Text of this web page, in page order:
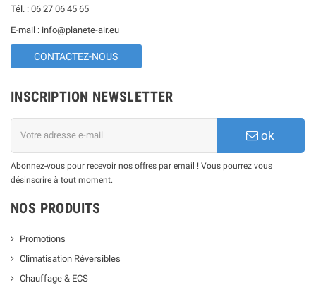
Tél. : 06 27 06 45 65
E-mail : info@planete-air.eu
CONTACTEZ-NOUS
INSCRIPTION NEWSLETTER
ok
Abonnez-vous pour recevoir nos offres par email ! Vous pourrez vous
désinscrire à tout moment.
NOS PRODUITS
Promotions
Climatisation Réversibles
Chauffage & ECS